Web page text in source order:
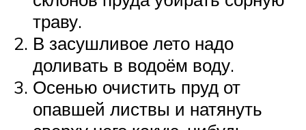
траву.
В засушливое лето надо
доливать в водоём воду.
Осенью очистить пруд от
опавшей листвы и натянуть